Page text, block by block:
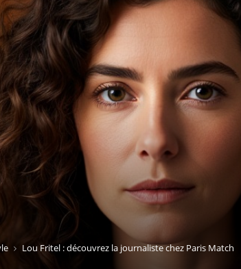
Lou Fritel : découvrez la journaliste chez Paris Match